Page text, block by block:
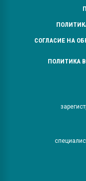
СОГЛАСИЕ НА
ПОЛИТИКА